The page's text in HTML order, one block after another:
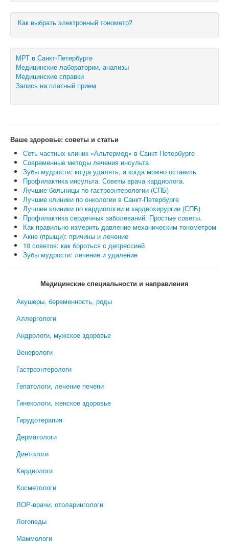
Как выбрать электронный тонометр?
МРТ в Санкт-Петербурге
Медицинские лаборатории, анализы
Медицинские справки
Запись на платный прием
Ваше здоровье: советы и статьи
Сеть частных клиник «Альтермед» в Санкт-Петербурге
Современные методы лечения инсульта
Зубы мудрости: когда удалять, а когда можно оставить
Профилактика инсульта. Советы врача кардиолога.
Лучшие больницы по гастроэнтерологии (СПБ)
Лучшие клиники по онкологии в Санкт-Петербурге
Лучшие клиники по кардиологии и кардиохирургии (СПБ)
Профилактика сердечных заболеваний. Простые советы.
Как правильно измерить давление механическим тонометром
Акне (прыщи): причины и лечение
10 советов: как бороться с депрессией
Зубы мудрости: лечение и удаление
Медицинские специальности и направления
Акушеры, беременность, роды
Аллергологи
Андрологи, мужское здоровье
Венерологи
Гастроэнтерологи
Гепатологи, лечение печени
Гинекологи, женское здоровье
Гирудотерапия
Дерматологи
Диетологи
Кардиологи
Косметологи
ЛОР-врачи, отоларингологи
Логопеды
Маммологи